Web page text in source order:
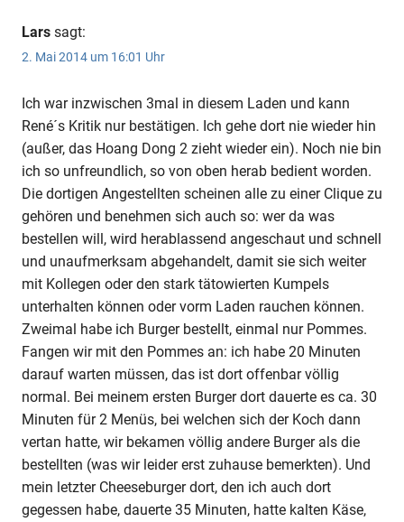
Lars sagt:
2. Mai 2014 um 16:01 Uhr
Ich war inzwischen 3mal in diesem Laden und kann
René´s Kritik nur bestätigen. Ich gehe dort nie wieder hin
(außer, das Hoang Dong 2 zieht wieder ein). Noch nie bin
ich so unfreundlich, so von oben herab bedient worden.
Die dortigen Angestellten scheinen alle zu einer Clique zu
gehören und benehmen sich auch so: wer da was
bestellen will, wird herablassend angeschaut und schnell
und unaufmerksam abgehandelt, damit sie sich weiter
mit Kollegen oder den stark tätowierten Kumpels
unterhalten können oder vorm Laden rauchen können.
Zweimal habe ich Burger bestellt, einmal nur Pommes.
Fangen wir mit den Pommes an: ich habe 20 Minuten
darauf warten müssen, das ist dort offenbar völlig
normal. Bei meinem ersten Burger dort dauerte es ca. 30
Minuten für 2 Menüs, bei welchen sich der Koch dann
vertan hatte, wir bekamen völlig andere Burger als die
bestellten (was wir leider erst zuhause bemerkten). Und
mein letzter Cheeseburger dort, den ich auch dort
gegessen habe, dauerte 35 Minuten, hatte kalten Käse,